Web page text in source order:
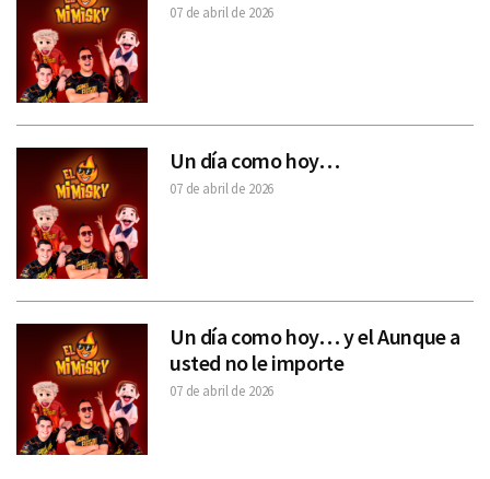
07 de abril de 2026
Un día como hoy…
07 de abril de 2026
Un día como hoy… y el Aunque a
usted no le importe
07 de abril de 2026